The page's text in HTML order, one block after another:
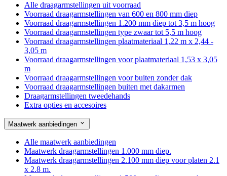
Alle draagarmstellingen uit voorraad
Voorraad draagarmstellingen van 600 en 800 mm diep
Voorraad draagarmstellingen 1.200 mm diep tot 3,5 m hoog
Voorraad draagarmstellingen type zwaar tot 5,5 m hoog
Voorraad draagarmstellingen plaatmateriaal 1,22 m x 2,44 -
3,05 m
Voorraad draagarmstellingen voor plaatmateriaal 1,53 x 3,05
m
Voorraad draagarmstellingen voor buiten zonder dak
Voorraad draagarmstellingen buiten met dakarmen
Draagarmstellingen tweedehands
Extra opties en accesoires
Maatwerk aanbiedingen
Alle maatwerk aanbiedingen
Maatwerk draagarmstellingen 1.000 mm diep.
Maatwerk draagarmstellingen 2.100 mm diep voor platen 2.1
x 2.8 m.